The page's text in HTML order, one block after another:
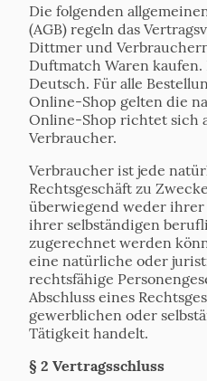
Die folgenden
(AGB) regeln das
Dittmer und
Duftmatch Waren
Deutsch. Für alle
Online-Shop gelten die
Online-Shop richtet sich
Verbraucher.
Verbraucher ist jede
Rechtsgeschäft zu
überwiegend weder
ihrer selbständigen
zugerechnet werden
eine natürliche oder
rechtsfähige
Abschluss eines
gewerblichen oder
Tätigkeit handelt.
§ 2 Vertragsschluss